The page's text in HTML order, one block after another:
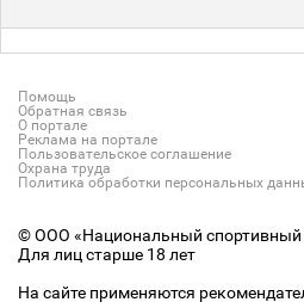
Помощь
Обратная связь
О портале
Реклама на портале
Пользовательское соглашение
Охрана труда
Политика обработки персональных
© ООО «Национальный спортивный
Для лиц старше 18 лет
На сайте применяются